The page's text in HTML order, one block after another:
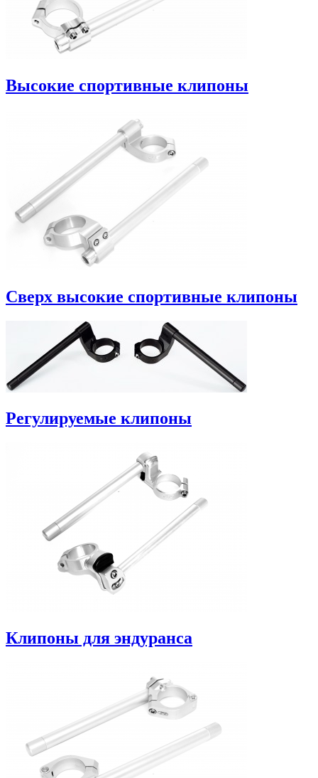
Высокие спортивные клипоны
Сверх высокие спортивные клипоны
Регулируемые клипоны
Клипоны для эндуранса